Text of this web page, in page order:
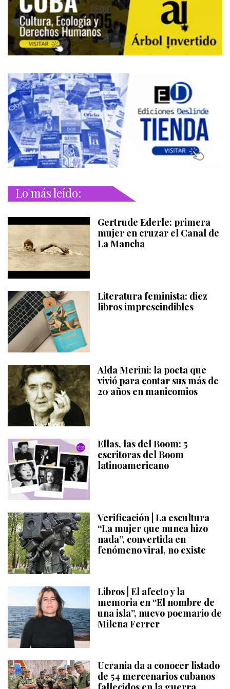
Lo más leído:
Gertrude Ederle: primera
mujer en cruzar el Canal de
La Mancha
Literatura feminista: diez
libros imprescindibles
Alda Merini: la poeta que
vivió para contar sus más de
20 años en manicomios
Ellas, las del Boom: 5
escritoras del Boom
latinoamericano
Verificación | La escultura
“La mujer que nunca hizo
nada”, convertida en
fenómeno viral, no existe
Libros | El afecto y la
memoria en “El nombre de
una isla”, nuevo poemario de
Milena Ferrer
Ucrania da a conocer listado
de 54 mercenarios cubanos